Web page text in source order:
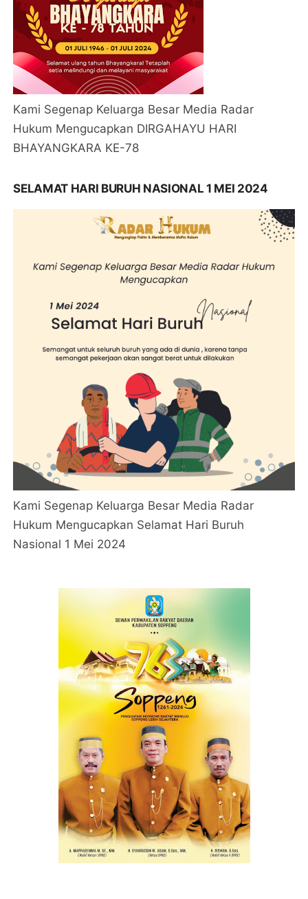
Kami Segenap Keluarga Besar Media Radar
Hukum Mengucapkan DIRGAHAYU HARI
BHAYANGKARA KE-78
SELAMAT HARI BURUH NASIONAL 1 MEI 2024
Kami Segenap Keluarga Besar Media Radar
Hukum Mengucapkan Selamat Hari Buruh
Nasional 1 Mei 2024